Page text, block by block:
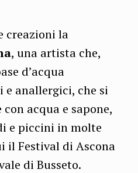
creazioni la
, una artista che,
d’acqua
e anallergici, che si
acqua e sapone,
e piccini in molte
il Festival di Ascona
di Busseto.